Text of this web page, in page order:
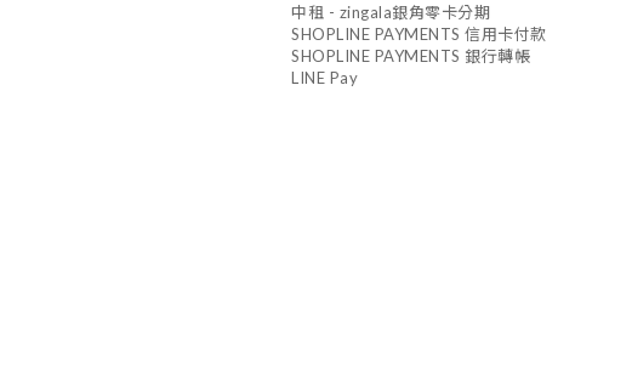
中租 - zingala銀角零卡分期
SHOPLINE PAYMENTS 信用卡付款
SHOPLINE PAYMENTS 銀行轉帳
LINE Pay